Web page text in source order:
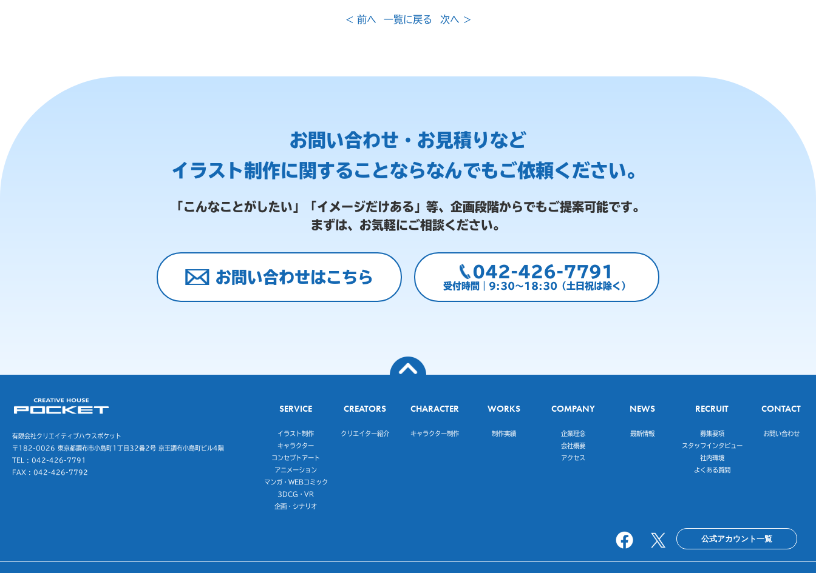
< 前へ 一覧に戻る 次へ >
お問い合わせ・お見積りなど
イラスト制作に関することならなんでもご依頼ください。
「こんなことがしたい」「イメージだけある」等、 企画段階からでもご提案可能です。
まずは、お気軽にご相談ください。
お問い合わせはこちら 042-426-7791
受付時間｜9:30～18:30（土日祝は除く）
有限会社クリエイティブハウスポケット
〒182-0026 東京都調布市小島町1丁目32番2号京王調布小島町ビル4階
TEL : 042-426-7791
FAX : 042-426-7792
SERVICE
イラスト制作
キャラクター
コンセプトアート
アニメーション
マンガ・WEBコミック
3DCG・VR
企画・シナリオ
CREATORS
クリエイター紹介
CHARACTER
キャラクター制作
WORKS
制作実績
COMPANY
企業理念
会社概要
アクセス
NEWS
最新情報
RECRUIT
募集要項
スタッフインタビュー
社内環境
よくある質問
CONTACT
お問い合わせ
公式アカウント一覧